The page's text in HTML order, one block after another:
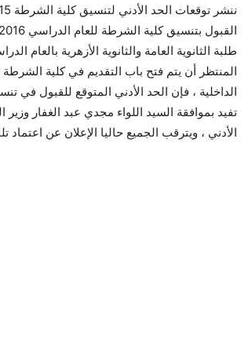
طلبة الثانوية العامة والثانوية الأزهرية
المنتظر أن يتم فتح باب التقديم في كلية الشرطة
تفيد بموافقة السيد اللواء مجدي عبد الغفار
الأدني ، ويترقب الجميع حاليا الإعلان عن اعتماد